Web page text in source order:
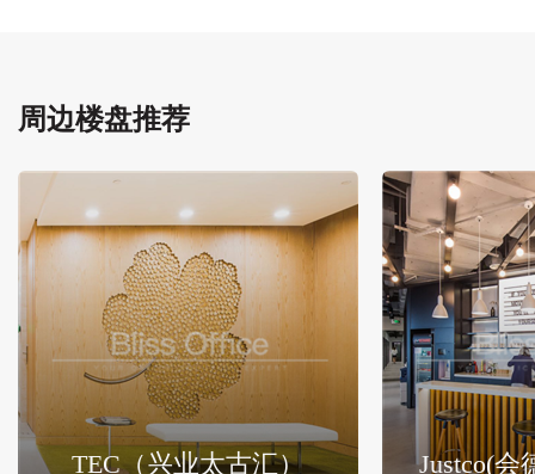
周边楼盘推荐
TEC（兴业太古汇） Justco(会